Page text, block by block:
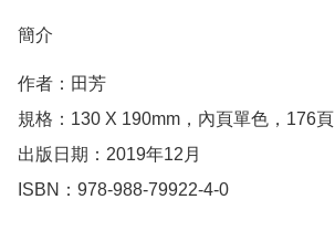
簡介
作者：田芳
規格：130 X 190mm，內頁單色，176頁
出版日期：2019年12月
ISBN：978-988-79922-4-0